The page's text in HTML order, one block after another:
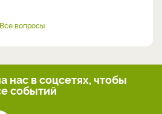
Все вопросы
нас в соцсетях, чтобы
событий